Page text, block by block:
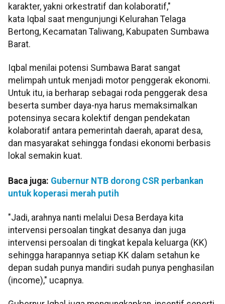
karakter, yakni orkestratif dan kolaboratif,"
kata Iqbal saat mengunjungi Kelurahan Telaga
Bertong, Kecamatan Taliwang, Kabupaten Sumbawa
Barat.
Iqbal menilai potensi Sumbawa Barat sangat
melimpah untuk menjadi motor penggerak ekonomi.
Untuk itu, ia berharap sebagai roda penggerak desa
beserta sumber daya-nya harus memaksimalkan
potensinya secara kolektif dengan pendekatan
kolaboratif antara pemerintah daerah, aparat desa,
dan masyarakat sehingga fondasi ekonomi berbasis
lokal semakin kuat.
Baca juga: Gubernur NTB dorong CSR perbankan
untuk koperasi merah putih
"Jadi, arahnya nanti melalui Desa Berdaya kita
intervensi persoalan tingkat desanya dan juga
intervensi persoalan di tingkat kepala keluarga (KK)
sehingga harapannya setiap KK dalam setahun ke
depan sudah punya mandiri sudah punya penghasilan
(income)," ucapnya.